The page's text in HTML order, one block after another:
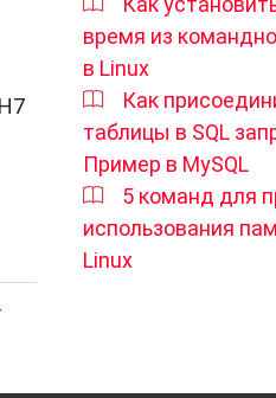
время из
в Linux
Как
таблицы в SQL
Пример в MySQL
5 команд для
использования
Linux